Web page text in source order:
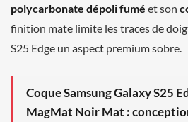
polycarbonate dépoli fumé et son
finition mate limite les traces de
S25 Edge un aspect premium sobre.
Coque Samsung Galaxy S25
MagMat Noir Mat :